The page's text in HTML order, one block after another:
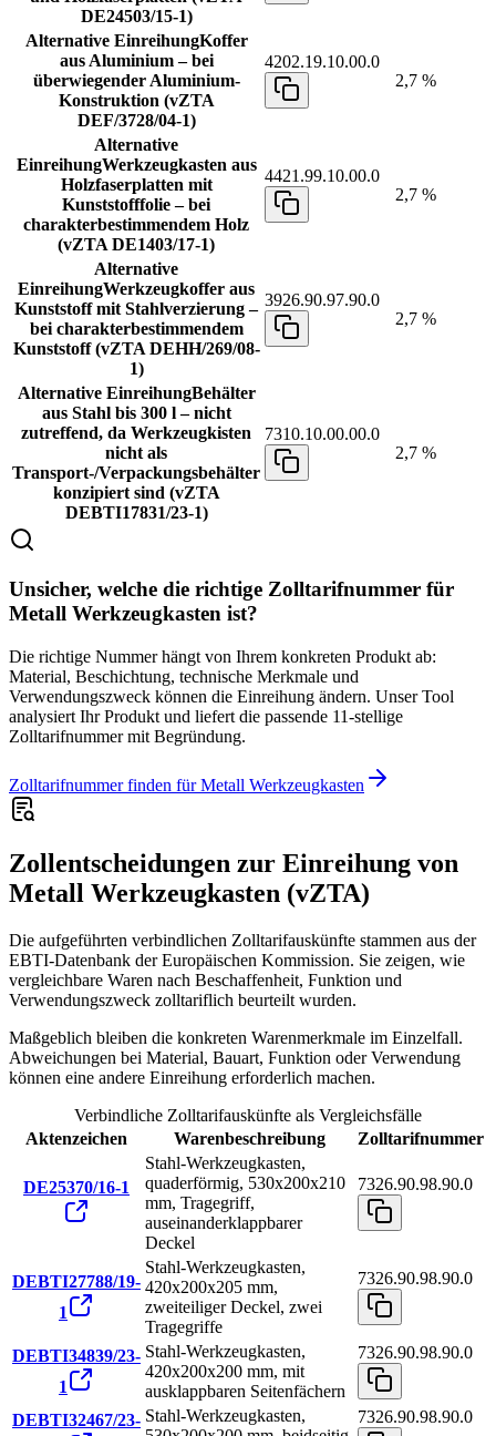
DE24503/15-1)
Alternative EinreihungKoffer
aus Aluminium – bei
überwiegender Aluminium-
Konstruktion (vZTA
DEF/3728/04-1)
4202.19.10.00.0
2,7 %
Alternative
EinreihungWerkzeugkasten aus
Holzfaserplatten mit
Kunststofffolie – bei
charakterbestimmendem Holz
(vZTA DE1403/17-1)
4421.99.10.00.0
2,7 %
Alternative
EinreihungWerkzeugkoffer aus
Kunststoff mit Stahlverzierung –
bei charakterbestimmendem
Kunststoff (vZTA DEHH/269/08-
1)
3926.90.97.90.0
2,7 %
Alternative EinreihungBehälter
aus Stahl bis 300 l – nicht
zutreffend, da Werkzeugkisten
nicht als
Transport-/Verpackungsbehälter
konzipiert sind (vZTA
DEBTI17831/23-1)
7310.10.00.00.0
2,7 %
Unsicher, welche die richtige Zolltarifnummer für
Metall Werkzeugkasten ist?
Die richtige Nummer hängt von Ihrem konkreten Produkt ab:
Material, Beschichtung, technische Merkmale und
Verwendungszweck können die Einreihung ändern. Unser Tool
analysiert Ihr Produkt und liefert die passende 11-stellige
Zolltarifnummer mit Begründung.
Zolltarifnummer finden für Metall Werkzeugkasten
Zollentscheidungen zur Einreihung von
Metall Werkzeugkasten (vZTA)
Die aufgeführten verbindlichen Zolltarifauskünfte stammen aus der
EBTI-Datenbank der Europäischen Kommission. Sie zeigen, wie
vergleichbare Waren nach Beschaffenheit, Funktion und
Verwendungszweck zolltariflich beurteilt wurden.
Maßgeblich bleiben die konkreten Warenmerkmale im Einzelfall.
Abweichungen bei Material, Bauart, Funktion oder Verwendung
können eine andere Einreihung erforderlich machen.
Verbindliche Zolltarifauskünfte als Vergleichsfälle
Aktenzeichen
Warenbeschreibung Zolltarifnummer
DE25370/16-1
Stahl-Werkzeugkasten,
quaderförmig, 530x200x210
mm, Tragegriff,
auseinanderklappbarer
Deckel
7326.90.98.90.0
DEBTI27788/19-
1
Stahl-Werkzeugkasten,
420x200x205 mm,
zweiteiliger Deckel, zwei
Tragegriffe
7326.90.98.90.0
DEBTI34839/23-
1
Stahl-Werkzeugkasten,
420x200x200 mm, mit
ausklappbaren Seitenfächern
7326.90.98.90.0
DEBTI32467/23- Stahl-Werkzeugkasten,
7326.90.98.90.0